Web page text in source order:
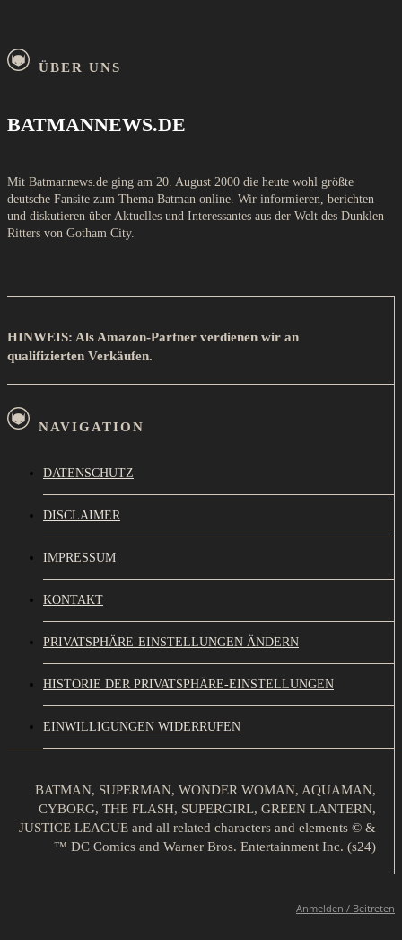
ÜBER UNS
BATMANNEWS.DE
Mit Batmannews.de ging am 20. August 2000 die heute wohl größte
deutsche Fansite zum Thema Batman online. Wir informieren, berichten
und diskutieren über Aktuelles und Interessantes aus der Welt des Dunklen
Ritters von Gotham City.
HINWEIS: Als Amazon-Partner verdienen wir an
qualifizierten Verkäufen.
NAVIGATION
DATENSCHUTZ
DISCLAIMER
IMPRESSUM
KONTAKT
PRIVATSPHÄRE-EINSTELLUNGEN ÄNDERN
HISTORIE DER PRIVATSPHÄRE-EINSTELLUNGEN
EINWILLIGUNGEN WIDERRUFEN
BATMAN, SUPERMAN, WONDER WOMAN, AQUAMAN,
CYBORG, THE FLASH, SUPERGIRL, GREEN LANTERN,
JUSTICE LEAGUE and all related characters and elements © &
™ DC Comics and Warner Bros. Entertainment Inc. (s24)
Anmelden / Beitreten